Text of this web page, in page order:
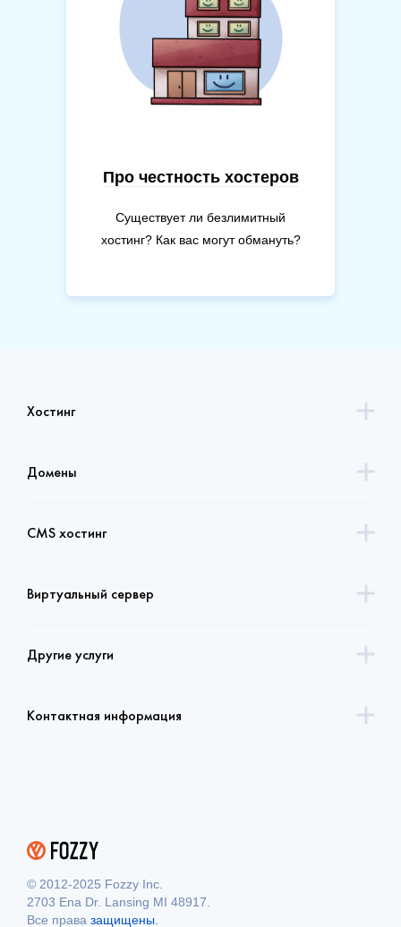
Про честность хостеров
Существует ли безлимитный
хостинг? Как вас могут обмануть?
Хостинг
Домены
CMS хостинг
Виртуальный сервер
Другие услуги
Контактная информация
© 2012-2025 Fozzy Inc.
2703 Ena Dr. Lansing MI 48917.
Все права защищены.